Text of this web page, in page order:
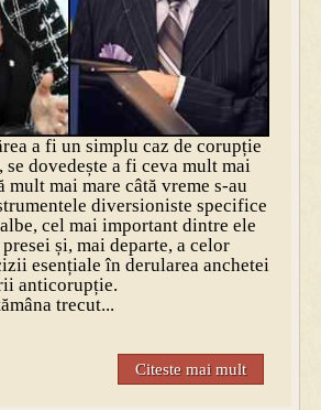
a fi un simplu caz de corupție
dovedește a fi ceva mult mai
mult mai mare câtă vreme s-au
diversioniste specifice
cel mai important dintre ele
și, mai departe, a celor
esențiale în derularea anchetei
anticorupție.
trecut...
Citeste mai mult